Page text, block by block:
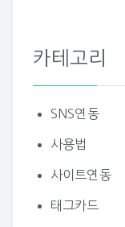
카테고리
SNS연동
사용법
사이트연동
태그카드